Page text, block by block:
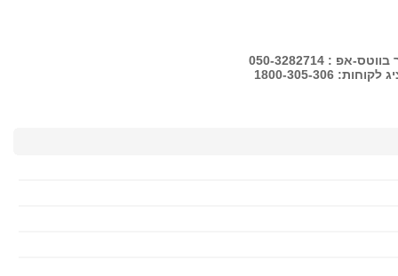
אפ : 050-3282714
1800-305-306